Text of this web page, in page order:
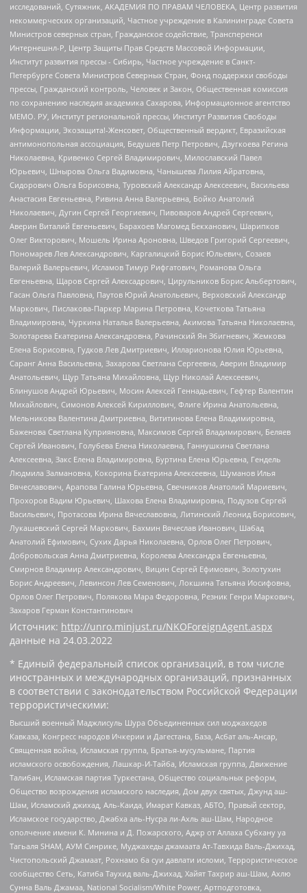
исследований, Сутяжник, АКАДЕМИЯ ПО ПРАВАМ ЧЕЛОВЕКА, Центр развития
некоммерческих организаций, Частное учреждение в Калининграде Совета
Министров северных стран, Гражданское содействие, Трансперенси
Интернешнл-Р, Центр Защиты Прав Средств Массовой Информации,
Институт развития прессы - Сибирь, Частное учреждение в Санкт-
Петербурге Совета Министров Северных Стран, Фонд поддержки свободы
прессы, Гражданский контроль, Человек и Закон, Общественная комиссия
по сохранению наследия академика Сахарова, Информационное агентство
МЕМО. РУ, Институт региональной прессы, Институт Развития Свободы
Информации, Экозащита!-Женсовет, Общественный вердикт, Евразийская
антимонопольная ассоциация, Бедушев Петр Петрович, Дзугкоева Регина
Николаевна, Кривенко Сергей Владимирович, Милославский Павел
Юрьевич, Шнырова Ольга Вадимовна, Чанышева Лилия Айратовна,
Сидорович Ольга Борисовна, Туровский Александр Алексеевич, Васильева
Анастасия Евгеньевна, Ривина Анна Валерьевна, Бойко Анатолий
Николаевич, Дугин Сергей Георгиевич, Пивоваров Андрей Сергеевич,
Аверин Виталий Евгеньевич, Барахоев Магомед Бекханович, Шарипков
Олег Викторович, Мошель Ирина Ароновна, Шведов Григорий Сергеевич,
Пономарев Лев Александрович, Каргалицкий Борис Юльевич, Созаев
Валерий Валерьевич, Исламов Тимур Рифгатович, Романова Ольга
Евгеньевна, Щаров Сергей Алексадрович, Цирульников Борис Альбертович,
Гасан Ольга Павловна, Паутов Юрий Анатольевич, Верховский Александр
Маркович, Пислакова-Паркер Марина Петровна, Кочеткова Татьяна
Владимировна, Чуркина Наталья Валерьевна, Акимова Татьяна Николаевна,
Золотарева Екатерина Александровна, Рачинский Ян Збигневич, Жемкова
Елена Борисовна, Гудков Лев Дмитриевич, Илларионова Юлия Юрьевна,
Саранг Анна Васильевна, Захарова Светлана Сергеевна, Аверин Владимир
Анатольевич, Щур Татьяна Михайловна, Щур Николай Алексеевич,
Блинушов Андрей Юрьевич, Мосин Алексей Геннадьевич, Гефтер Валентин
Михайлович, Симонов Алексей Кириллович, Флиге Ирина Анатольевна,
Мельникова Валентина Дмитриевна, Вититинова Елена Владимировна,
Баженова Светлана Куприяновна, Максимов Сергей Владимирович, Беляев
Сергей Иванович, Голубева Елена Николаевна, Ганнушкина Светлана
Алексеевна, Закс Елена Владимировна, Буртина Елена Юрьевна, Гендель
Людмила Залмановна, Кокорина Екатерина Алексеевна, Шуманов Илья
Вячеславович, Арапова Галина Юрьевна, Свечников Анатолий Мариевич,
Прохоров Вадим Юрьевич, Шахова Елена Владимировна, Подузов Сергей
Васильевич, Протасова Ирина Вячеславовна, Литинский Леонид Борисович,
Лукашевский Сергей Маркович, Бахмин Вячеслав Иванович, Шабад
Анатолий Ефимович, Сухих Дарья Николаевна, Орлов Олег Петрович,
Добровольская Анна Дмитриевна, Королева Александра Евгеньевна,
Смирнов Владимир Александрович, Вицин Сергей Ефимович, Золотухин
Борис Андреевич, Левинсон Лев Семенович, Локшина Татьяна Иосифовна,
Орлов Олег Петрович, Полякова Мара Федоровна, Резник Генри Маркович,
Захаров Герман Константинович
Источник: http://unro.minjust.ru/NKOForeignAgent.aspx
данные на 24.03.2022
* Единый федеральный список организаций, в том числе
иностранных и международных организаций, признанных
в соответствии с законодательством Российской Федерации
террористическими:
Высший военный Маджлисуль Шура Объединенных сил моджахедов
Кавказа, Конгресс народов Ичкерии и Дагестана, База, Асбат аль-Ансар,
Священная война, Исламская группа, Братья-мусульмане, Партия
исламского освобождения, Лашкар-И-Тайба, Исламская группа, Движение
Талибан, Исламская партия Туркестана, Общество социальных реформ,
Общество возрождения исламского наследия, Дом двух святых, Джунд аш-
Шам, Исламский джихад, Аль-Каида, Имарат Кавказ, АБТО, Правый сектор,
Исламское государство, Джабха аль-Нусра ли-Ахль аш-Шам, Народное
ополчение имени К. Минина и Д. Пожарского, Аджр от Аллаха Субхану уа
Тагьаля SHAM, АУМ Синрике, Муджахеды джамаата Ат-Тавхида Валь-Джихад,
Чистопольский Джамаат, Рохнамо ба суи давлати исломи, Террористическое
сообщество Сеть, Катиба Таухид валь-Джихад, Хайят Тахрир аш-Шам, Ахлю
Сунна Валь Джамаа, National Socialism/White Power, Артподготовка,